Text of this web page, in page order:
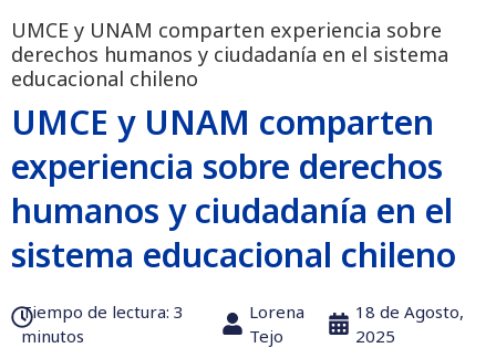
UMCE y UNAM comparten experiencia sobre
derechos humanos y ciudadanía en el sistema
educacional chileno
UMCE y UNAM comparten
experiencia sobre derechos
humanos y ciudadanía en el
sistema educacional chileno
Tiempo de lectura:‎ 3
minutos
Lorena
Tejo
18 de Agosto,
2025